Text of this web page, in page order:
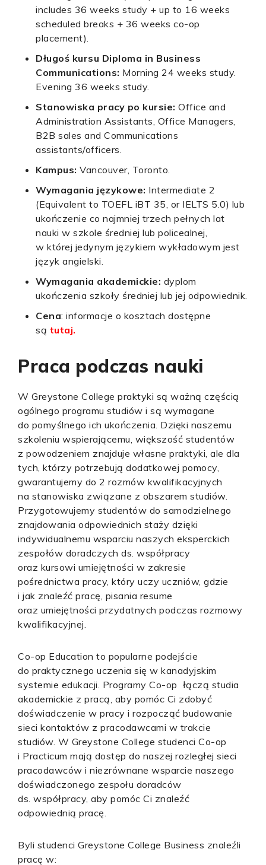
includes 36 weeks study + up to 16 weeks
scheduled breaks + 36 weeks co-op
placement).
Długoś kursu Diploma in Business
Communications: Morning 24 weeks study.
Evening 36 weeks study.
Stanowiska pracy po kursie: Office and
Administration Assistants, Office Managers,
B2B sales and Communications
assistants/officers.
Kampus: Vancouver, Toronto.
Wymagania językowe: Intermediate 2
(Equivalent to TOEFL iBT 35, or IELTS 5.0) lub
ukończenie co najmniej trzech pełnych lat
nauki w szkole średniej lub policealnej,
w której jedynym językiem wykładowym jest
język angielski.
Wymagania akademickie: dyplom
ukończenia szkoły średniej lub jej odpowiednik.
Cena: informacje o kosztach dostępne
są tutaj.
Praca podczas nauki
W Greystone College praktyki są ważną częścią
ogólnego programu studiów i są wymagane
do pomyślnego ich ukończenia. Dzięki naszemu
szkoleniu wspierającemu, większość studentów
z powodzeniem znajduje własne praktyki, ale dla
tych, którzy potrzebują dodatkowej pomocy,
gwarantujemy do 2 rozmów kwalifikacyjnych
na stanowiska związane z obszarem studiów.
Przygotowujemy studentów do samodzielnego
znajdowania odpowiednich staży dzięki
indywidualnemu wsparciu naszych eksperckich
zespołów doradczych ds. współpracy
oraz kursowi umiejętności w zakresie
pośrednictwa pracy, który uczy uczniów, gdzie
i jak znaleźć pracę, pisania resume
oraz umiejętności przydatnych podczas rozmowy
kwalifikacyjnej.
Co-op Education to popularne podejście
do praktycznego uczenia się w kanadyjskim
systemie edukacji. Programy Co-op łączą studia
akademickie z pracą, aby pomóc Ci zdobyć
doświadczenie w pracy i rozpocząć budowanie
sieci kontaktów z pracodawcami w trakcie
studiów. W Greystone College studenci Co-op
i Practicum mają dostęp do naszej rozległej sieci
pracodawców i niezrównane wsparcie naszego
doświadczonego zespołu doradców
ds. współpracy, aby pomóc Ci znaleźć
odpowiednią pracę.
Byli studenci Greystone College Business znaleźli
pracę w: